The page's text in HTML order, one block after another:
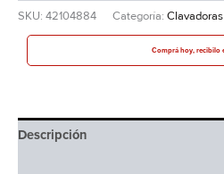
SKU: 42104884 Categoría: Clavadoras
Comprá hoy, recibilo
Descripción